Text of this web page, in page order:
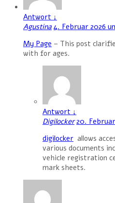
Antwort ↓
Agustina 4. Februar 2026
My Page – This post
with for ages.
Antwort ↓
Digilocker 20.
digilocker allows
various documents
vehicle registration
mark sheets.